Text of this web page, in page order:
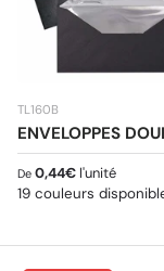
TL160B
ENVELOPPES
Prix habituel
De 0,44€ l'unité
19 couleurs